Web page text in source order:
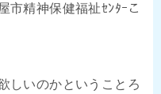
市精神保健福祉ｾﾝﾀｰこ
しいのかということろ